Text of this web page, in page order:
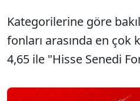
Kategorilerine göre
fonları arasında en çok
4,65 ile "Hisse Senedi